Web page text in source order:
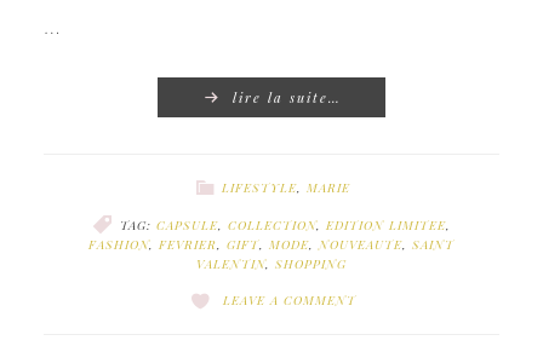
…
lire la suite…
LIFESTYLE, MARIE
TAG: CAPSULE COLLECTION, EDITION LIMITEE
FASHION, FEVRIER, GIFT, MODE,NOUVEAUTE, SAINT
VALENTIN, SHOPPING
LEAVE A COMMENT